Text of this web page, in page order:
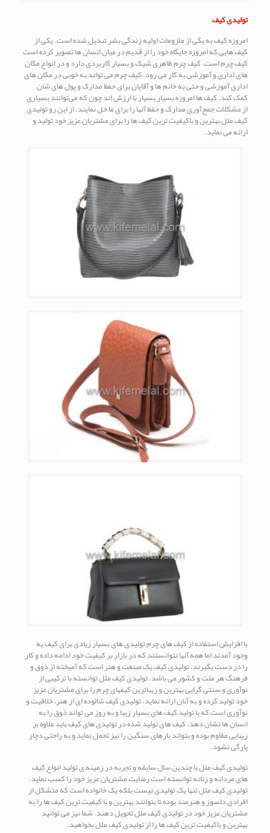
تولیدی کیف
امروزه کیف به یکی از ملزومات اولیه زندگی بشر تبدیل شده است. یکی از
کیف هایی که امروزه جایگاه خود را از قدیم در میان انسان ها تصویر کرده است
کیف چرم است. کیف چرم ظاهری شیک و بسیار کاربردی دارد و در انواع مکان
های اداری و آموزشی به کار می رود. کیف چرم می تواند به خوبی در مکان های
اداری آموزشی و حتی به خانم ها و آقایان برای حفظ مدارک و پول های شان
کمک کند. کیف ها امروزه بسیار بسیار با ارزش اند چون که می‌توانند بسیاری
از مشکلات جمع‌آوری مدارک و حفظ آنها را برای ما حل نمایند. از این رو تولیدی
کیف ملل بهترین و باکیفیت ترین کیف ها را برای مشتریان عزیز خود تولید و
ارائه می نماید.
با افزایش استفاده از کیف های چرم تولیدی های بسیار زیادی برای کیف به
وجود آمدند اما همه آنها نتوانستند که در بازار بر کیفیت خود ادامه داده و کار
را در دست بگیرند. تولیدی کیف یک صنعت و هنر است که آمیخته از ذوق و
فرهنگ هر ملت و کشور می باشد. تولیدی کیف ملل توانسته با ترکیبی از
نوآوری و سنتی گرایی بهترین و زیباترین کیفهای چرم را برای مشتریان عزیز
خود تولید کرده و به آنان ارائه نماید. تولیدی کیف شالوده ای از هنر، خلاقیت و
نوآوری است که با تولید کیف های بسیار زیبا و به روز می تواند ذوق را به
انسان ها نشان دهد. کیف های تولید شده در تولیدی های کیف باید علاوه بر
زیبایی مقاوم بوده و بتواند بارهای سنگین را نیز تحمل نماید و به راحتی دچار
پارگی نشود.
تولیدی کیف ملل با چندین سال سابقه و تجربه در زمینه ی تولید انواع کیف
های مردانه و زنانه توانسته است رضایت مشتریان عزیز خود را کسب نماید.
تولیدی کیف ملل تنها یک تولیدی نیست بلکه یک خانواده است که متشکل از
افرادی دلسوز و هنرمند بوده تا بتوانند بهترین و با کیفیت ترین کیف ها را به
مشتریان عزیز خود در تولیدی کیف ملل تحویل دهند. شما نیز می توانید
بهترین و باکیفیت ترین کیف ها را از تولیدی کیف ملل بخواهید.